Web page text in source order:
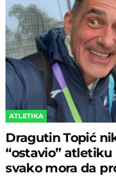
ATLETIKA
Dragutin Topić
“ostavio”
svako mora da